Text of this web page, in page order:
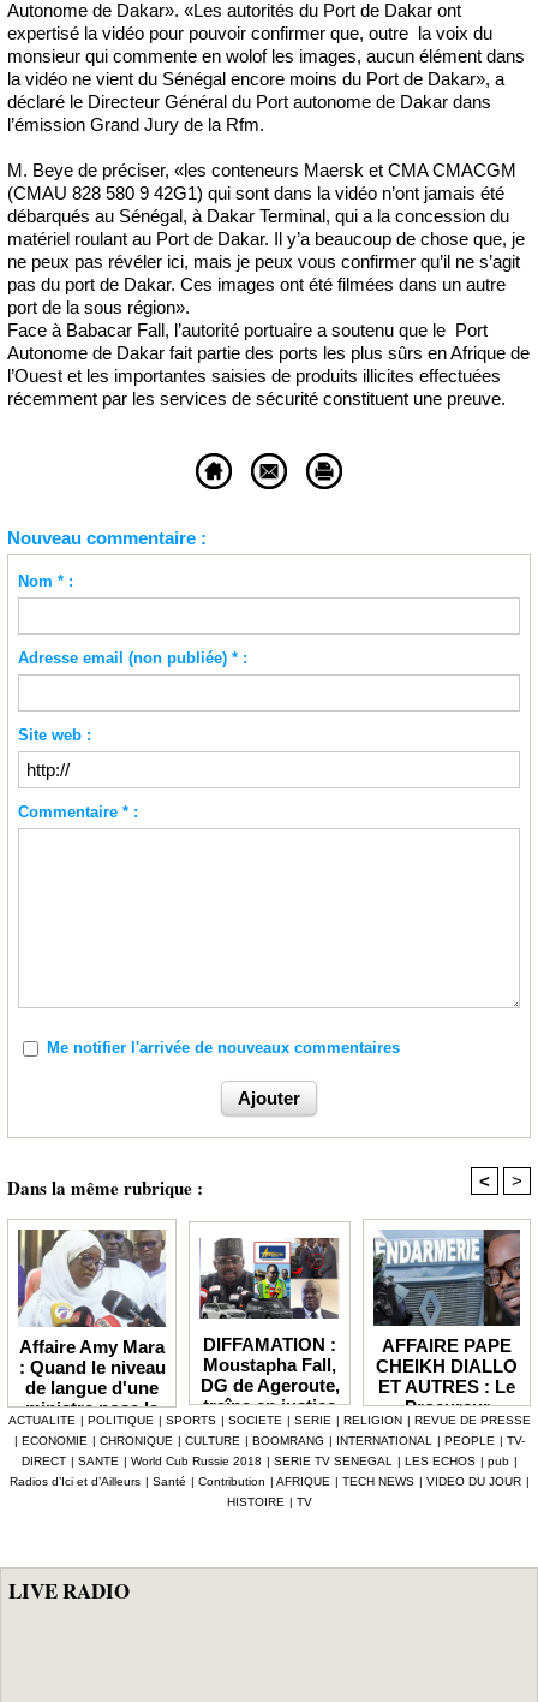
Autonome de Dakar». «Les autorités du Port de Dakar ont
expertisé la vidéo pour pouvoir confirmer que, outre la voix du
monsieur qui commente en wolof les images, aucun élément dans
la vidéo ne vient du Sénégal encore moins du Port de Dakar», a
déclaré le Directeur Général du Port autonome de Dakar dans
l’émission Grand Jury de la Rfm.
M. Beye de préciser, «les conteneurs Maersk et CMA CMACGM
(CMAU 828 580 9 42G1) qui sont dans la vidéo n’ont jamais été
débarqués au Sénégal, à Dakar Terminal, qui a la concession du
matériel roulant au Port de Dakar. Il y’a beaucoup de chose que, je
ne peux pas révéler ici, mais je peux vous confirmer qu’il ne s’agit
pas du port de Dakar. Ces images ont été filmées dans un autre
port de la sous région».
Face à Babacar Fall, l’autorité portuaire a soutenu que le Port
Autonome de Dakar fait partie des ports les plus sûrs en Afrique de
l’Ouest et les importantes saisies de produits illicites effectuées
récemment par les services de sécurité constituent une preuve.
Nouveau commentaire :
Nom * :
Adresse email (non publiée) * :
Site web :
Commentaire * :
Me notifier l'arrivée de nouveaux commentaires
Dans la même rubrique : < >
Affaire Amy Mara
: Quand le niveau
de langue d'une
ministre pose la
question de la
compétence et de
la crédibilité de
l'État
DIFFAMATION :
Moustapha Fall,
DG de Ageroute,
traîne en justice
l’ex DRH Cheikh
Amet Tidiane
Thiam
AFFAIRE PAPE
CHEIKH DIALLO
ET AUTRES : Le
Procureur
interjette appel et
maintient en
prison ceux qui
ont été placés
ACTUALITE | POLITIQUE | SPORTS | SOCIETE | SERIE | RELIGION | REVUE DE PRESSE
| ECONOMIE | CHRONIQUE | CULTURE | BOOMRANG | INTERNATIONAL | PEOPLE | TV-
DIRECT | SANTE | World Cub Russie 2018 | SERIE TV SENEGAL | LES ECHOS | pub |
Radios d’Ici et d’Ailleurs | Santé | Contribution | AFRIQUE | TECH NEWS | VIDEO DU JOUR |
HISTOIRE | TV
LIVE RADIO